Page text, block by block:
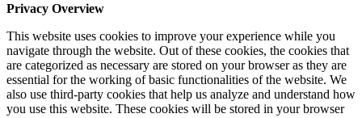
Privacy Overview
This website uses cookies to improve your experience while you
navigate through the website. Out of these cookies, the cookies that
are categorized as necessary are stored on your browser as they are
essential for the working of basic functionalities of the website. We
also use third-party cookies that help us analyze and understand how
you use this website. These cookies will be stored in your browser